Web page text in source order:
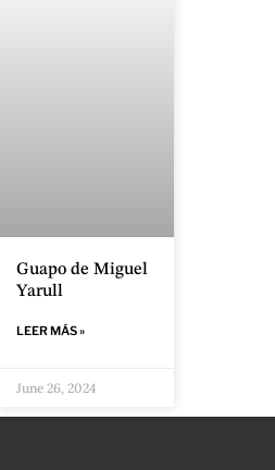
Guapo de Miguel
Yarull
LEER MÁS »
June 26, 2024